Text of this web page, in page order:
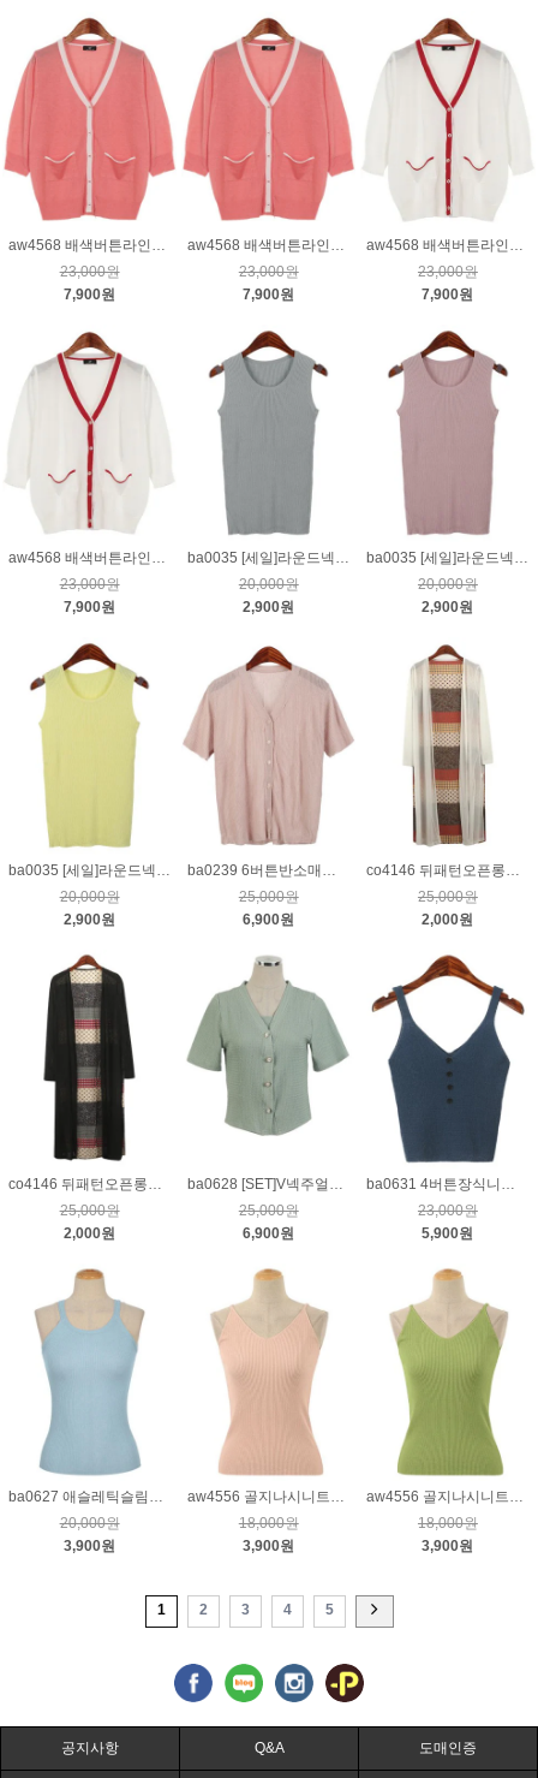
23,000원
7,900원
23,000원
7,900원
23,000원
7,900원
aw4568 배색버튼라인니트가디건_크림F
23,000원
7,900원
ba0035 [세일]라운드넥골지민소매니트_그레이
20,000원
2,900원
ba0035 [세일]라운드넥골지민소매니트_핑크
20,000원
2,900원
ba0035 [세일]라운드넥골지민소매니트_옐로우
20,000원
2,900원
ba0239 6버튼반소매니트가디건_핑크
25,000원
6,900원
co4146 뒤패턴오픈롱가디건_크림
25,000원
2,000원
co4146 뒤패턴오픈롱가디건_블랙
25,000원
2,000원
ba0628 [SET]V넥주얼버튼반소매가디건&끈나시_연카키
25,000원
6,900원
ba0631 4버튼장식니트나시_블루
23,000원
5,900원
ba0627 애슬레틱슬림핏니트_하늘
20,000원
3,900원
aw4556 골지나시니트_핑크
18,000원
3,900원
aw4556 골지나시니트_그린
18,000원
3,900원
1 2 3 4 5
공지사항 Q&A 도매인증